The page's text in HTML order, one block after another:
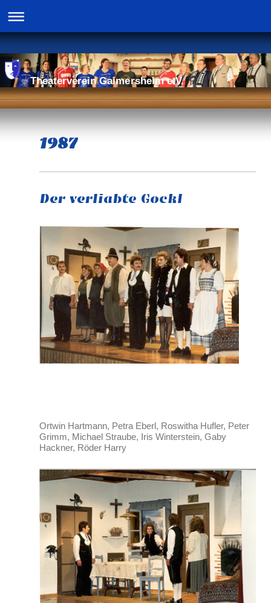
Theaterverein Gaimersheim e.V.
1987
Der verliabte Gockl
Ortwin Hartmann, Petra Eberl, Roswitha Hufler, Peter
Grimm, Michael Straube, Iris Winterstein, Gaby
Hackner, Röder Harry